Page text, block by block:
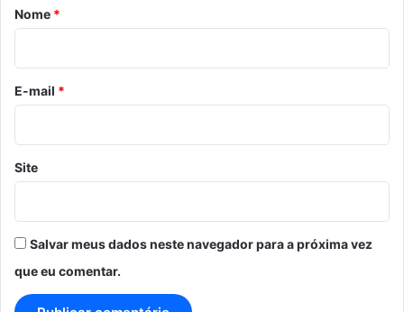
r
i
o
*
Nome *
E-mail *
Site
Salvar meus dados neste navegador para a próxima vez
que eu comentar.